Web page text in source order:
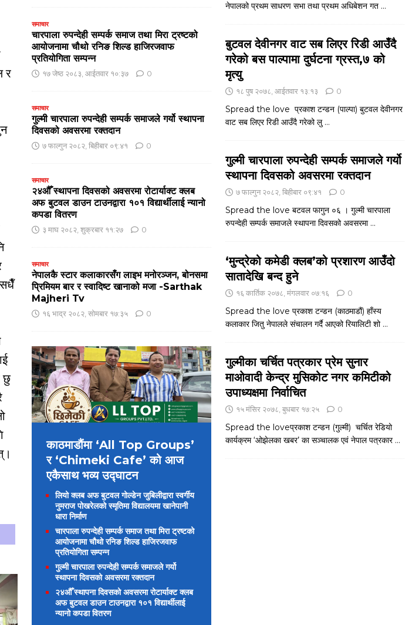
र
सधैँ
छु
समाचार
चारपाला रुपन्देही सम्पर्क समाज तथा मिरा ट्रष्टको
आयोजनामा चौथो रनिङ शिल्ड हाजिरजवाफ
प्रतियोगिता सम्पन्न
१७ जेष्ठ २०८३, आईतवार १०:३७ 0
समाचार
गुल्मी चारपाला रुपन्देही सम्पर्क समाजले गर्यो स्थापना
दिवसको अवसरमा रक्तदान
७ फाल्गुन २०८२, बिहीबार ०९:४१ 0
समाचार
२४औँ स्थापना दिवसको अवसरमा रोटार्याक्ट क्लब
अफ बुटवल डाउन टाउनद्वारा १०१ विद्यार्थीलाई न्यानो
कपडा वितरण
३ माघ २०८२, शुक्रबार ११:२७ 0
समाचार
नेपालकै स्टार कलाकारसँग लाइभ मनोरञ्जन, बोनसमा
प्रिमियम बार र स्वादिष्ट खानाको मजा -Sarthak
Majheri Tv
१६ भाद्र २०८२, सोमबार १७:३५ 0
काठमाडौंमा ‘All Top Groups’
र ‘Chimeki Cafe’ को आज
एकैसाथ भव्य उद्घाटन
लियो क्लब अफ बुटवल गोल्डेन जुबिलीद्वारा स्वर्गीय
नुमराज पोखरेलको स्मृतिमा विद्यालयमा खानेपानी
धारा निर्माण
चारपाला रुपन्देही सम्पर्क समाज तथा मिरा ट्रष्टको
आयोजनामा चौथो रनिङ शिल्ड हाजिरजवाफ
प्रतियोगिता सम्पन्न
गुल्मी चारपाला रुपन्देही सम्पर्क समाजले गर्यो
स्थापना दिवसको अवसरमा रक्तदान
२४औँ स्थापना दिवसको अवसरमा रोटार्याक्ट क्लब
अफ बुटवल डाउन टाउनद्वारा १०१ विद्यार्थीलाई
न्यानो कपडा वितरण
नेपालको प्रथम साधरण सभा तथा प्रथम अधिबेशन गत ...
बुटवल देवीनगर वाट सब लिएर रिडी आउँदै
गरेको बस पाल्पामा दुर्घटना ग्रस्त,७ को
मृत्यु
१८ पुष २०७८, आईतवार १३:१३ 0
Spread the love प्रकाश टन्डन (पाल्पा) बुटवल देवीनगर
वाट सब लिएर रिडी आउँदै गरेको लु ...
गुल्मी चारपाला रुपन्देही सम्पर्क समाजले गर्यो
स्थापना दिवसको अवसरमा रक्तदान
७ फाल्गुन २०८२, बिहीबार ०९:४१ 0
Spread the love बटवल फागुन ०६ । गुल्मी चारपाला
रुपन्देही सम्पर्क समाजले स्थापना दिवसको अवसरमा ...
‘मुन्द्रेको कमेडी क्लब’को प्रशारण आउँदो
सातादेखि बन्द हुने
१६ कार्तिक २०७८, मंगलवार ०७:१६ 0
Spread the love प्रकाश टन्डन (काठमाडौं) हाँस्य
कलाकार जितु नेपालले संचालन गर्दै आएको रियालिटी शो ...
गुल्मीका चर्चित पत्रकार प्रेम सुनार
माओवादी केन्द्र मुसिकोट नगर कमिटीको
उपाध्यक्षमा निर्वाचित
१५ मंसिर २०७८, बुधबार १७:२५ 0
Spread the loveप्रकाश टन्डन (गुल्मी) चर्चित रेडियो
कार्यक्रम ‘ओझेलका खबर’ का सञ्चालक एवं नेपाल पत्रकार ...